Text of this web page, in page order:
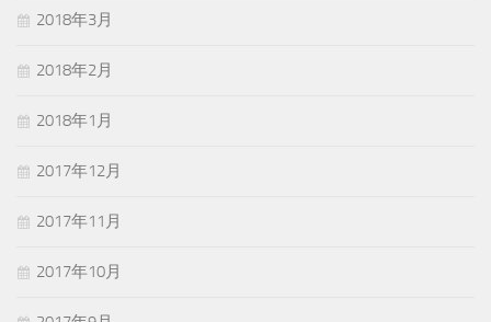
2018年3月
2018年2月
2018年1月
2017年12月
2017年11月
2017年10月